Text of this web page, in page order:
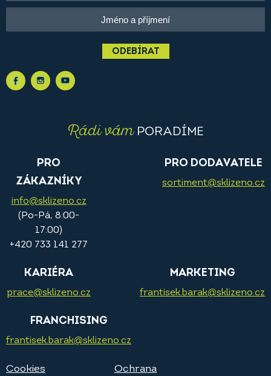
ODEBÍRAT
Rádi vámPORADÍME
PRO
ZÁKAZNÍKY
info@sklizeno.cz
(Po-Pá, 8:00-
17:00)
+420 733 141 277
PRO DODAVATELE
sortiment@sklizeno.cz
KARIÉRA
prace@sklizeno.cz
MARKETING
frantisek.barak@sklizeno.cz
FRANCHISING
frantisek.barak@sklizeno.cz
Cookies
Ochrana